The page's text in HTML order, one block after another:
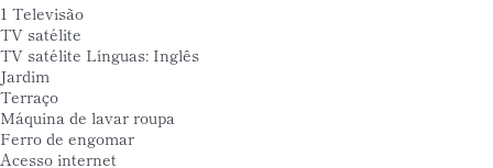
1 Televisão
TV satélite
TV satélite Línguas: Inglês
Jardim
Terraço
Máquina de lavar roupa
Ferro de engomar
Acesso internet